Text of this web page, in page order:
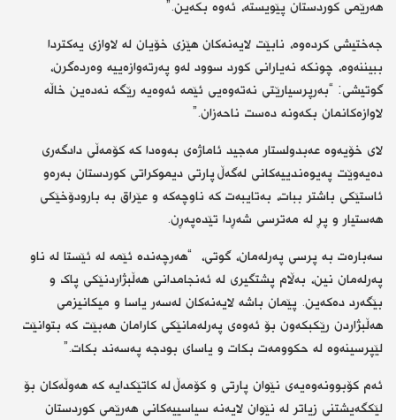
هەرێمی کوردستان پێویستە، ئەوە بکەین.”
جەختیشی کردەوە، نابێت لایەنەکان هێزی خۆیان لە لاوازی یەکتردا
ببیننەوە، چونکە نەیارانی کورد سوود لەو پەرتەوازەییە وەردەگرن،
گوتیشی: “بەرپرسیارێتی نەتەوەیی ئێمە ئەوەیە رێگە نەدەین خاڵە
لاوازەکانمان بکەونە دەست ناحەزان.”
لای خۆیەوە عەبدولستار مەجید ئاماژەی بەوەدا کە کۆمەڵی دادگەری
دەیەوێت پەیوەندییەکانی لەگەڵ پارتی دیموکراتی کوردستان بەرەو
ئاستێکی باشتر ببات، بەتایبەت کە ناوچەکە و عێراق بە بارودۆخێکی
هەستیار و پڕ لە مەترسی شەڕدا تێدەپەڕن.
سەبارەت بە پرسی پەرلەمان، گوتی، “هەرچەندە ئێمە لە ئێستا لە ناو
پەرلەمان نین، بەڵام پشتگیری لە ئەنجامدانی هەڵبژاردنێکی پاک و
بێگەرد دەکەین. پێمان باشە لایەنەکان لەسەر یاسا و میکانیزمی
هەڵبژاردن رێکبکەون بۆ ئەوەی پەرلەمانێکی کارامان هەبێت کە بتوانێت
لێپرسینەوە لە حکوومەت بکات و یاسای بودجە پەسەند بکات.”
ئەم کۆبوونەوەیەی نێوان پارتی و کۆمەڵ لە کاتێکدایە کە هەوڵەکان بۆ
لێکگەیشتنی زیاتر لە نێوان لایەنە سیاسییەکانی هەرێمی کوردستان